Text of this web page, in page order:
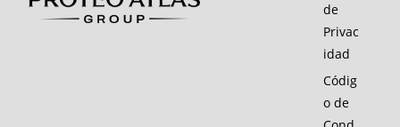
de
Privac
idad
Códig
o de